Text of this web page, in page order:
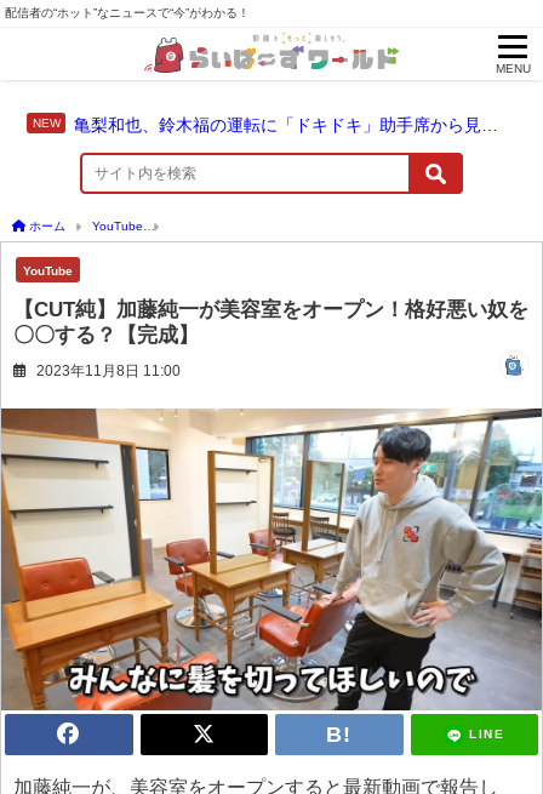
配信者の“ホット”なニュースで“今”がわかる！
MENU
ホーム YouTube
YouTube
【CUT純】加藤純一が美容室をオープン！格好悪い奴を
〇〇する？【完成】
2023年11月8日 11:00
LINE
加藤純一が、美容室をオープンすると最新動画で報告し